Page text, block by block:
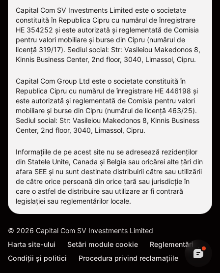
Capital Com SV Investments Limited este o societate
constituită în Republica Cipru cu numărul de înregistrare
HE 354252 și este autorizată și reglementată de Comisia
pentru valori mobiliare și burse din Cipru (numărul de
licență 319/17). Sediul social: Str: Vasileiou Makedonos 8,
Kinnis Business Center, 2nd floor, 3040, Limassol, Cipru.
Capital Com Group Ltd este o societate constituită în
Republica Cipru cu numărul de înregistrare ΗΕ 446198 și
este autorizată și reglementată de Comisia pentru valori
mobiliare și burse din Cipru (numărul de licență 463/25).
Sediul social: Str: Vasileiou Makedonos 8, Kinnis Business
Center, 2nd floor, 3040, Limassol, Cipru.
Informațiile de pe acest site nu se adresează rezidenților
din Statele Unite, Canada și Belgia sau oricărei alte țări din
afara SEE și nu sunt destinate distribuirii către sau utilizării
de către orice persoană din orice țară sau jurisdicție în
care o astfel de distribuire sau utilizare ar fi contrară
legislației sau reglementărilor locale.
© 2026 Capital Com SV Investments Limited
Harta site-ului
Setări module cookie
Reglementări
Condiții și politici
Procedura privind reclamațiile